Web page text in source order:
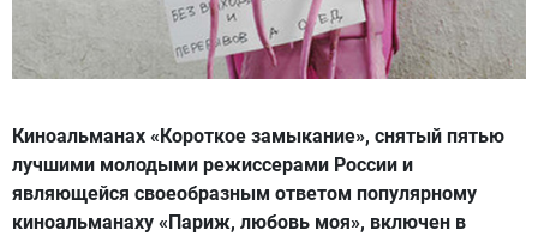
Киноальманах «Короткое замыкание», снятый пятью
лучшими молодыми режиссерами России и
являющейся своеобразным ответом популярному
киноальманаху «Париж, любовь моя», включен в